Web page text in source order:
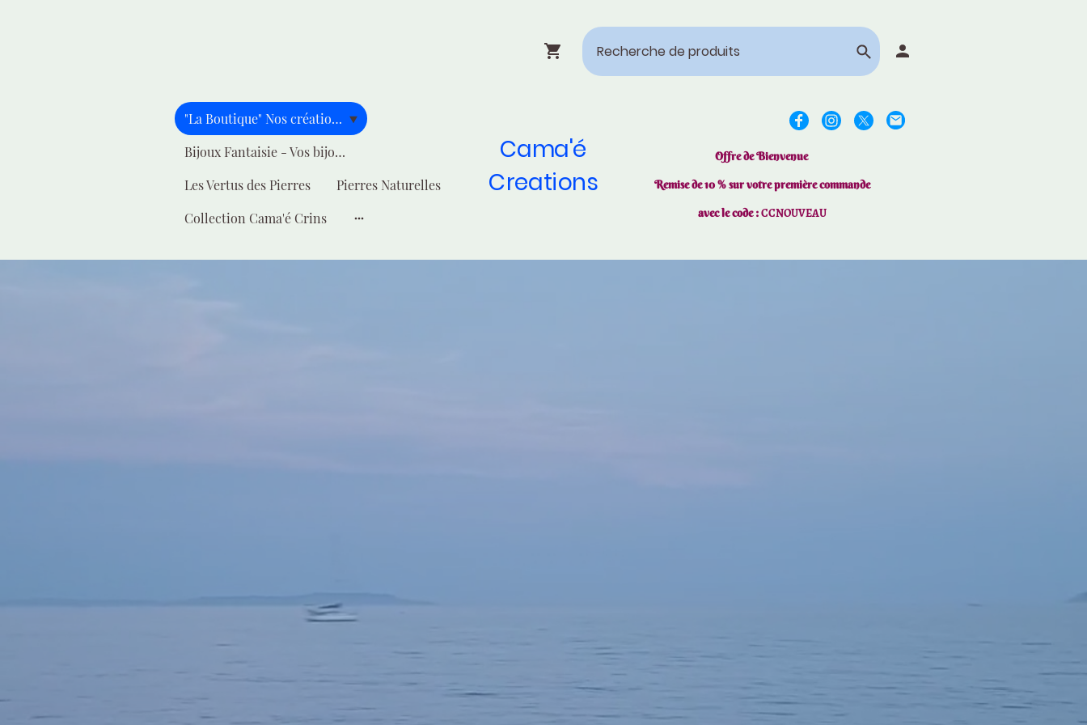
"La Boutique" Nos créations pour vous
Bijoux Fantaisie - Vos bijoux - Votre style
Les Vertus des Pierres
Pierres Naturelles
Collection Cama'é Crins
Cama'é
Creations
Offre de Bienvenue
Remise de 10 % sur votre première commande
avec le code :CCNOUVEAU